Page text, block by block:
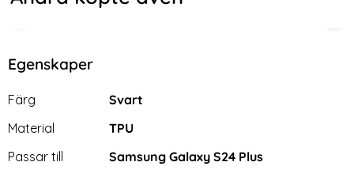
Shockproof Lila/Rosa
Galaxy S24 Plus Skal Shockproof Ring Hybrid Blå
Egenskaper
Egenskaper/attribut för denna produkt
Attribut
Färg
Svart
Material
TPU
Passar till
Samsung Galaxy S24 Plus